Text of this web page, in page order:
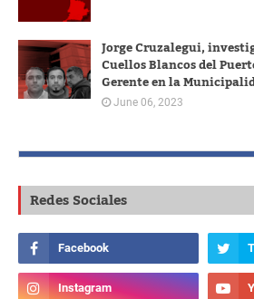
Jorge Cruzalegui,
Cuellos Blancos del
Gerente en la
June 06, 2023
Redes Sociales